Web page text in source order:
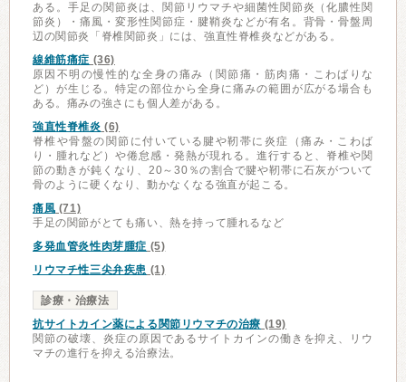
ある。手足の関節炎は、関節リウマチや細菌性関節炎（化膿性関
節炎）・痛風・変形性関節症・腱鞘炎などが有名。背骨・骨盤周
辺の関節炎「脊椎関節炎」には、強直性脊椎炎などがある。
線維筋痛症 (36)
原因不明の慢性的な全身の痛み（関節痛・筋肉痛・こわばりな
ど）が生じる。特定の部位から全身に痛みの範囲が広がる場合も
ある。痛みの強さにも個人差がある。
強直性脊椎炎 (6)
脊椎や骨盤の関節に付いている腱や靭帯に炎症（痛み・こわば
り・腫れなど）や倦怠感・発熱が現れる。進行すると、脊椎や関
節の動きが鈍くなり、20～30％の割合で腱や靭帯に石灰がついて
骨のように硬くなり、動かなくなる強直が起こる。
痛風 (71)
手足の関節がとても痛い、熱を持って腫れるなど
多発血管炎性肉芽腫症 (5)
リウマチ性三尖弁疾患 (1)
診療・治療法
抗サイトカイン薬による関節リウマチの治療 (19)
関節の破壊、炎症の原因であるサイトカインの働きを抑え、リウ
マチの進行を抑える治療法。